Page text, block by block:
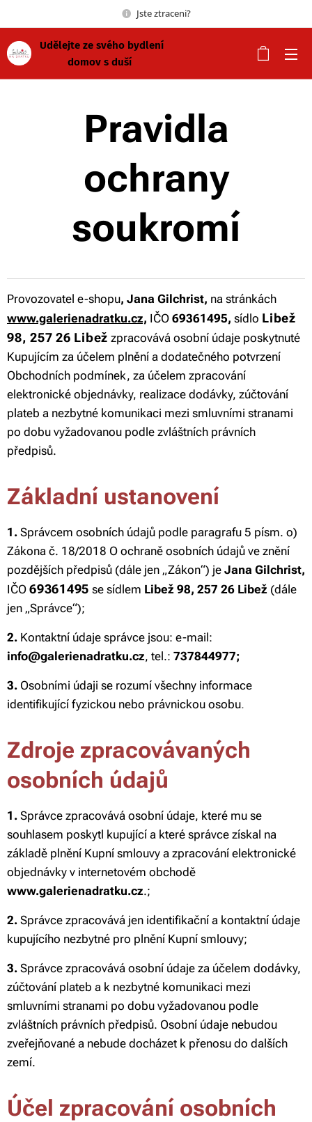
Jste ztraceni?
Udělejte ze svého bydlení
domov s duší
Pravidla
ochrany
soukromí
Provozovatel e-shopu, Jana Gilchrist, na stránkách
www.galerienadratku.cz, IČO 69361495, sídlo Libež
98, 257 26 Libež zpracovává osobní údaje poskytnuté
Kupujícím za účelem plnění a dodatečného potvrzení
Obchodních podmínek, za účelem zpracování
elektronické objednávky, realizace dodávky, zúčtování
plateb a nezbytné komunikaci mezi smluvními stranami
po dobu vyžadovanou podle zvláštních právních
předpisů.
Základní ustanovení
1. Správcem osobních údajů podle paragrafu 5 písm. o)
Zákona č. 18/2018 O ochraně osobních údajů ve znění
pozdějších předpisů (dále jen „Zákon“) je Jana Gilchrist,
IČO 69361495 se sídlem Libež 98, 257 26 Libež (dále
jen „Správce“);
2. Kontaktní údaje správce jsou: e-mail:
info@galerienadratku.cz, tel.: 737844977;
3. Osobními údaji se rozumí všechny informace
identifikující fyzickou nebo právnickou osobu.
Zdroje zpracovávaných
osobních údajů
1. Správce zpracovává osobní údaje, které mu se
souhlasem poskytl kupující a které správce získal na
základě plnění Kupní smlouvy a zpracování elektronické
objednávky v internetovém obchodě
www.galerienadratku.cz.;
2. Správce zpracovává jen identifikační a kontaktní údaje
kupujícího nezbytné pro plnění Kupní smlouvy;
3. Správce zpracovává osobní údaje za účelem dodávky,
zúčtování plateb a k nezbytné komunikaci mezi
smluvními stranami po dobu vyžadovanou podle
zvláštních právních předpisů. Osobní údaje nebudou
zveřejňované a nebude docházet k přenosu do dalších
zemí.
Účel zpracování osobních